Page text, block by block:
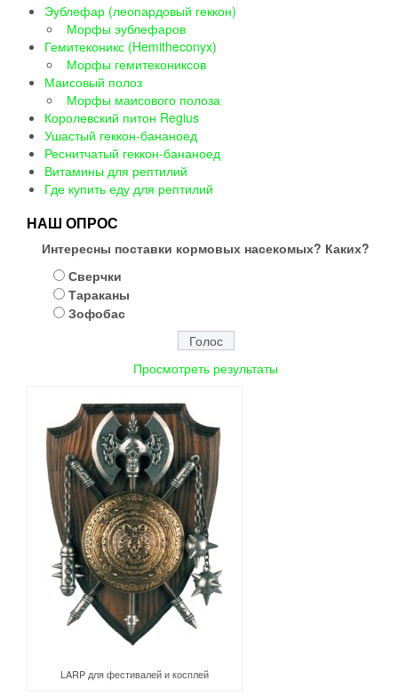
Эублефар (леопардовый геккон)
Морфы эублефаров
Гемитеконикс (Hemitheconyx)
Морфы гемитекониксов
Маисовый полоз
Морфы маисового полоза
Королевский питон Regius
Ушастый геккон-бананоед
Реснитчатый геккон-бананоед
Витамины для рептилий
Где купить еду для рептилий
НАШ ОПРОС
Интересны поставки кормовых насекомых? Каких?
Сверчки
Тараканы
Зофобас
Просмотреть результаты
LARP для фестивалей и косплей